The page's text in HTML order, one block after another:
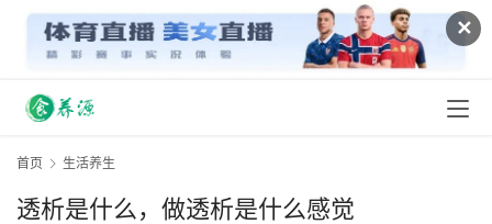
✕
首页 生活养生
透析是什么，做透析是什么感觉